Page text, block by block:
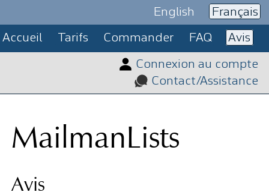
English Français
Accueil Tarifs Commander FAQ Avis
Connexion au compte
Contact/Assistance
MailmanLists
Avis